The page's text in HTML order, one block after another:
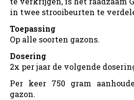
in twee strooibeurten te
Toepassing
Op alle soorten gazons.
Dosering
2x per jaar de volgende
Per keer 750 gram
gazon.